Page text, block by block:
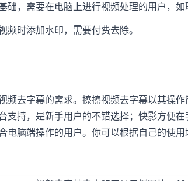
础，需要在电脑上进行视频处理的用户，如
频时添加水印，需要付费去除。
频去字幕的需求。擦擦视频去字幕以其操
支持，是新手用户的不错选择；快影方便在
电脑端操作的用户。你可以根据自己的使